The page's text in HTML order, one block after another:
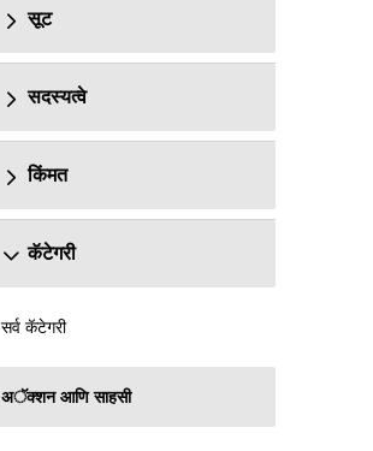
सूट
सदस्यत्वे
किंमत
कॅटेगरी
सर्व कॅटेगरी
अॅक्शन आणि साहसी